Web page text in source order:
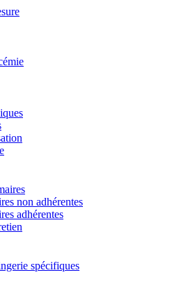
non adhérentes
adhérentes
spécifiques